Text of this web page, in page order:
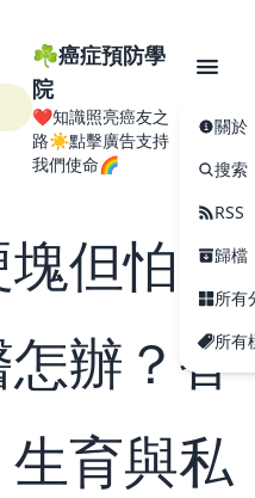
☘️癌症預防學
院
❤️知識照亮癌友之
路☀️點擊廣告支持
我們使命🌈
關於
搜索
RSS
歸檔
所有
所有
但怕尷
辦？香
育與私